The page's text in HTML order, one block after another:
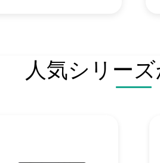
人気シリー